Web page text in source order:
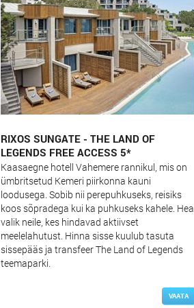
RIXOS SUNGATE - THE LAND OF
LEGENDS FREE ACCESS 5*
Kaasaegne hotell Vahemere rannikul, mis on
ümbritsetud Kemeri piirkonna kauni
loodusega. Sobib nii perepuhkuseks, reisiks
koos sõpradega kui ka puhkuseks kahele. Hea
valik neile, kes hindavad aktiivset
meelelahutust. Hinna sisse kuulub tasuta
sissepääs ja transfeer The Land of Legends
teemaparki.
VAATA